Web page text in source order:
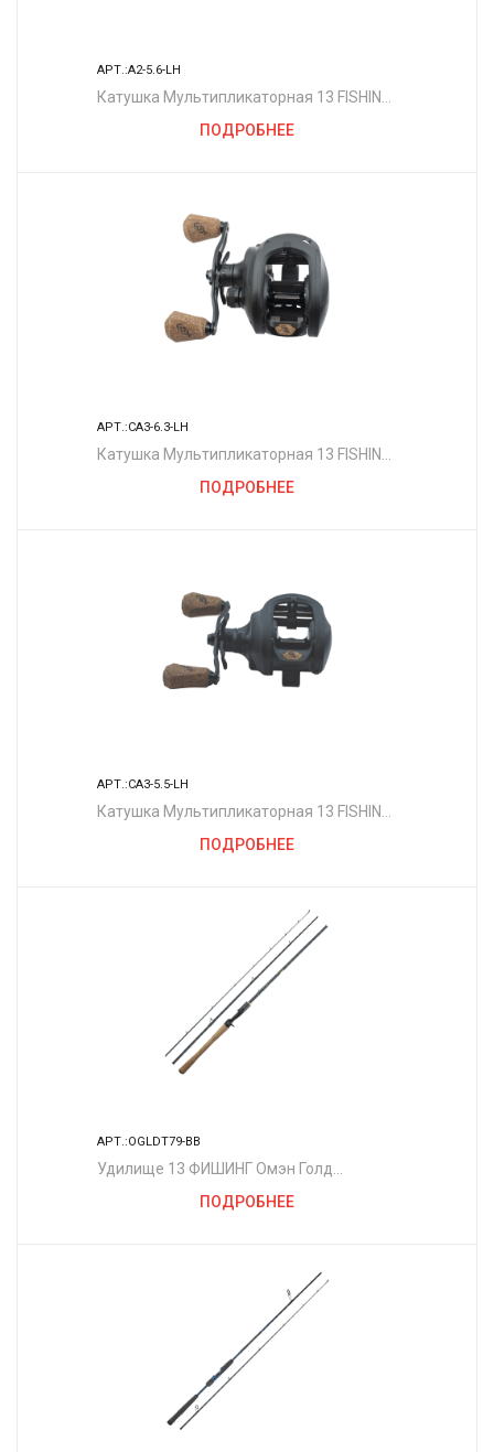
АРТ.:A2-5.6-LH
Катушка Мультипликаторная 13 FISHING
ПОДРОБНЕЕ
АРТ.:CA3-6.3-LH
Катушка Мультипликаторная 13 FISHING
ПОДРОБНЕЕ
АРТ.:CA3-5.5-LH
Катушка Мультипликаторная 13 FISHING
ПОДРОБНЕЕ
АРТ.:OGLDT79-BB
Удилище 13 ФИШИНГ Омэн Голд
(Одночастное)
ПОДРОБНЕЕ